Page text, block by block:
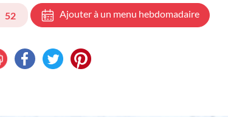
52 Ajouter à un menu hebdomadaire